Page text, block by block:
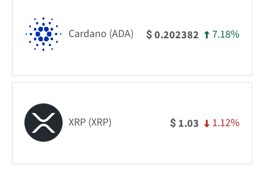
Cardano (ADA) $0.202382 7.18%
XRP (XRP) $ 1.03 1.12%